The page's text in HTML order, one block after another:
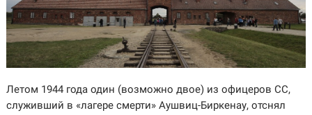
Летом 1944 года один (возможно двое) из офицеров СС,
служивший в «лагере смерти» Аушвиц-Биркенау, отснял